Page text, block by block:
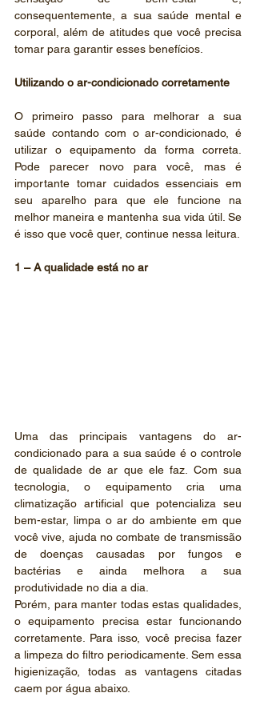
consequentemente, a sua saúde mental e
corporal, além de atitudes que você precisa
tomar para garantir esses benefícios.
Utilizando o ar-condicionado corretamente
O primeiro passo para melhorar a sua
saúde contando com o ar-condicionado, é
utilizar o equipamento da forma correta.
Pode parecer novo para você, mas é
importante tomar cuidados essenciais em
seu aparelho para que ele funcione na
melhor maneira e mantenha sua vida útil. Se
é isso que você quer, continue nessa leitura.
1 – A qualidade está no ar
Uma das principais vantagens do ar-
condicionado para a sua saúde é o controle
de qualidade de ar que ele faz. Com sua
tecnologia, o equipamento cria uma
climatização artificial que potencializa seu
bem-estar, limpa o ar do ambiente em que
você vive, ajuda no combate de transmissão
de doenças causadas por fungos e
bactérias e ainda melhora a sua
produtividade no dia a dia.
Porém, para manter todas estas qualidades,
o equipamento precisa estar funcionando
corretamente. Para isso, você precisa fazer
a limpeza do filtro periodicamente. Sem essa
higienização, todas as vantagens citadas
caem por água abaixo.